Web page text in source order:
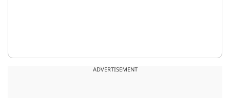
ADVERTISEMENT